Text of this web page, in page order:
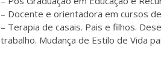
– Docente e orientadora em cursos
– Terapia de casais. Pais e filhos.
trabalho. Mudança de Estilo de Vida